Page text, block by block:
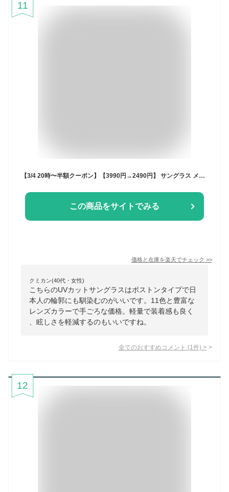
11
【3/4 20時〜半額クーポン】【3990円→2490円】 サングラス メンズ レディース SBG ブランド ボストンサングラス 薄い 色 カラーレンズ ブルー スポーツ おしゃれ UVカット ボストン
この商品をサイトでみる
価格と在庫を楽天でチェック >>
クミカン(40代・女性)
こちらのUVカットサングラスはボストンタイプで日
本人の輪郭にも馴染むのがいいです。11色と豊富な
レンズカラーで手ごろな価格。軽量で装着感も良く
、眩しさを軽減するのもいいですね。
全てのおすすめコメント (1 件) >
12